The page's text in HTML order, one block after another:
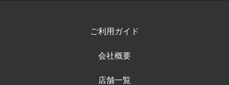
ご利用ガイド
会社概要
店舗一覧